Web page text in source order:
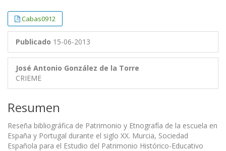
Cabas0912
Publicado 15-06-2013
José Antonio González de la Torre
CRIEME
Resumen
Reseña bibliográfica de Patrimonio y Etnografía de la escuela en
España y Portugal durante el siglo XX. Murcia, Sociedad
Española para el Estudio del Patrimonio Histórico-Educativo